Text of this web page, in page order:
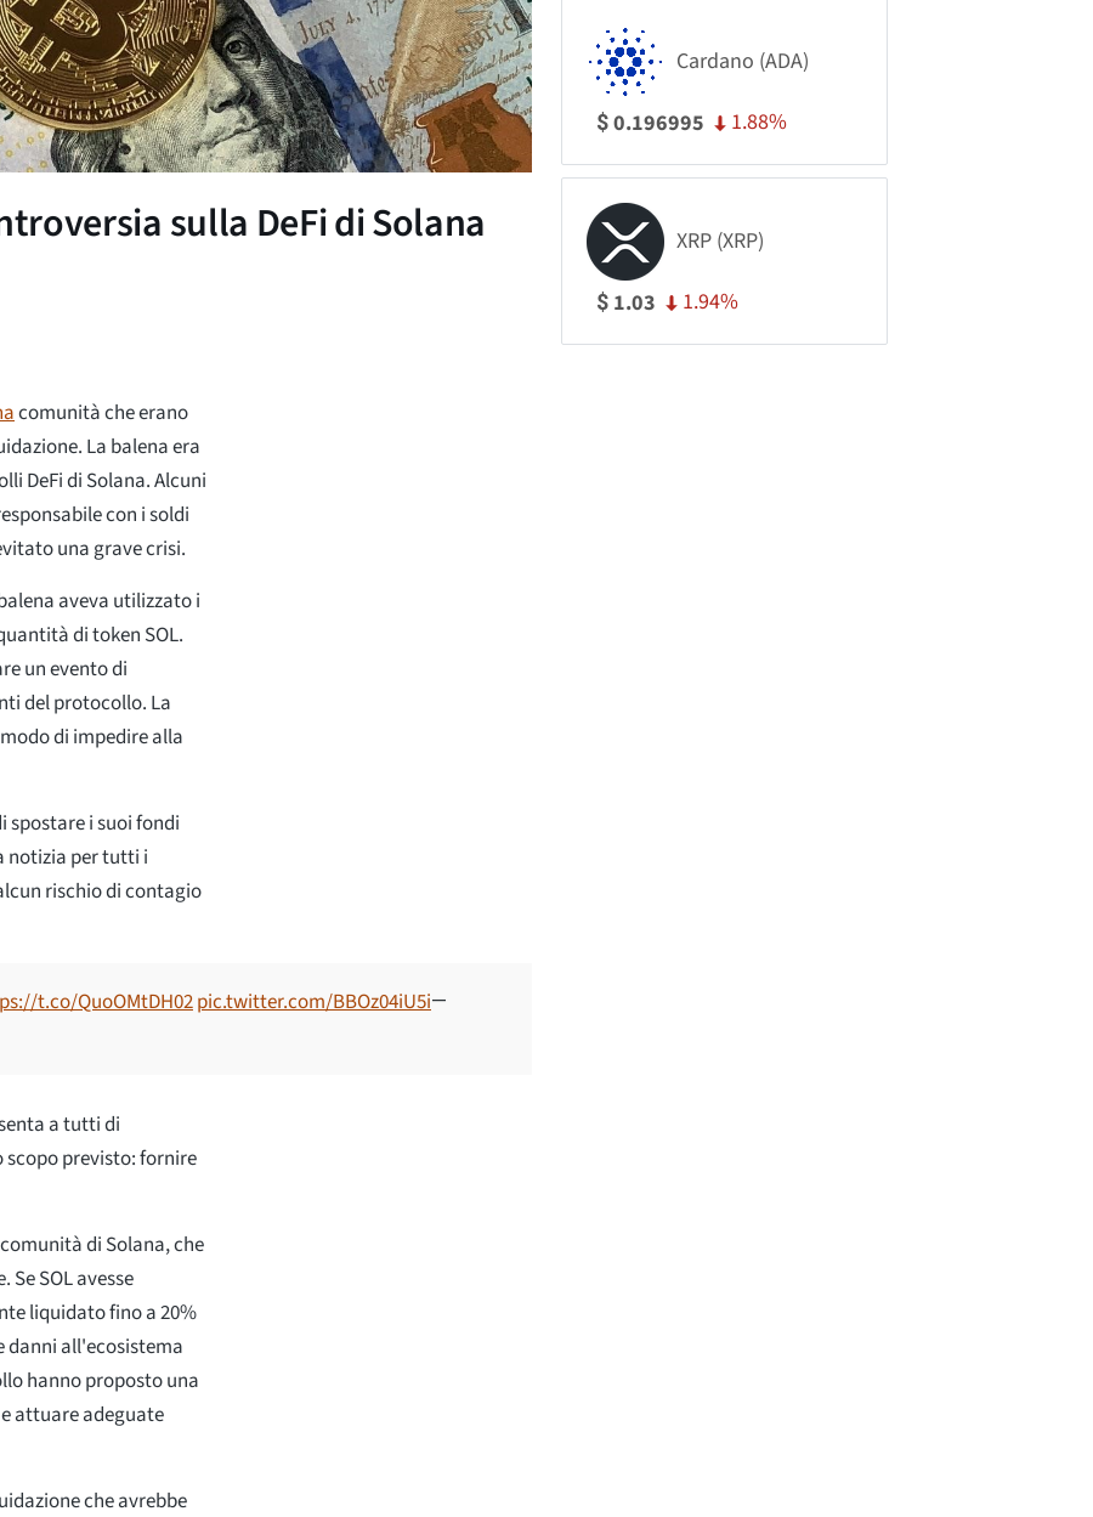
sulla DeFi di Solana
comunità che erano
La balena era
DeFi di Solana. Alcuni
con i soldi
una grave crisi.
aveva utilizzato i
di token SOL.
un evento di
del protocollo. La
di impedire alla
spostare i suoi fondi
notizia per tutti i
rischio di contagio
t.co/QuoOMtDH02pic.twitter.com/BBOz04iU5i—
a tutti di
previsto: fornire
di Solana, che
SOL avesse
liquidato fino a 20%
danni all'ecosistema
hanno proposto una
e attuare adeguate
che avrebbe
Cardano (ADA)
$0.196995 1.88%
XRP (XRP)
$ 1.03 1.94%